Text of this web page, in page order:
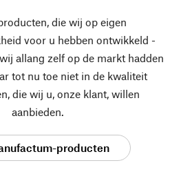
die wij op eigen
voor u hebben ontwikkeld -
allang zelf op de markt hadden
tot nu toe niet in de kwaliteit
die wij u, onze klant, willen
aanbieden.
producten